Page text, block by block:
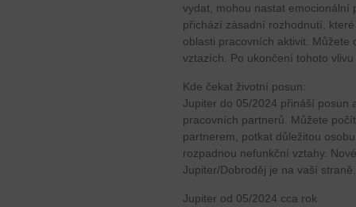
vydat, mohou nastat emocionální
přichází zásadní rozhodnutí,
oblasti pracovních aktivit.
vztazích. Po ukončení tohoto
Kde čekat životní posun:
Jupiter do 05/2024 přináší
pracovních partnerů. Můžete
partnerem, potkat důležitou
rozpadnou nefunkční vztahy.
Jupiter/Dobroděj je na vaší
Jupiter od 05/2024 cca rok